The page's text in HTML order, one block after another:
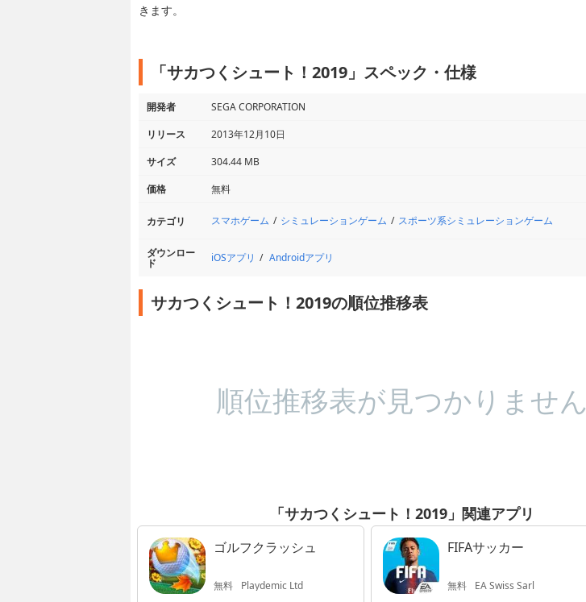
きます。
「サカつくシュート！2019」スペック・仕様
開発者
SEGA CORPORATION
リリース
2013年12月10日
サイズ
304.44 MB
価格
無料
カテゴリ スマホゲーム シミュレーションゲーム スポーツ系シミュレーションゲーム
ダウンロー
ド iOSアプリ Androidアプリ
サカつくシュート！2019の順位推移表
順位推移表が見つかりません
「サカつくシュート！2019」関連アプリ
ゴルフクラッシュ
無料 Playdemic Ltd
FIFAサッカー
無料 EA Swiss Sarl